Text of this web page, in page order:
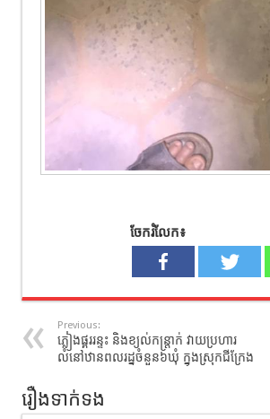
ចែករំលែក៖
Previous:
ភ្លៀងផ្គររន្ទះ និងខ្យល់កន្រ្តាក់ វាយប្រហារ
លំនៅឋានពលរដ្នចំនួន៦ឃុំ ក្នុងស្រុកជីក្រែង
រឿងទាក់ទង